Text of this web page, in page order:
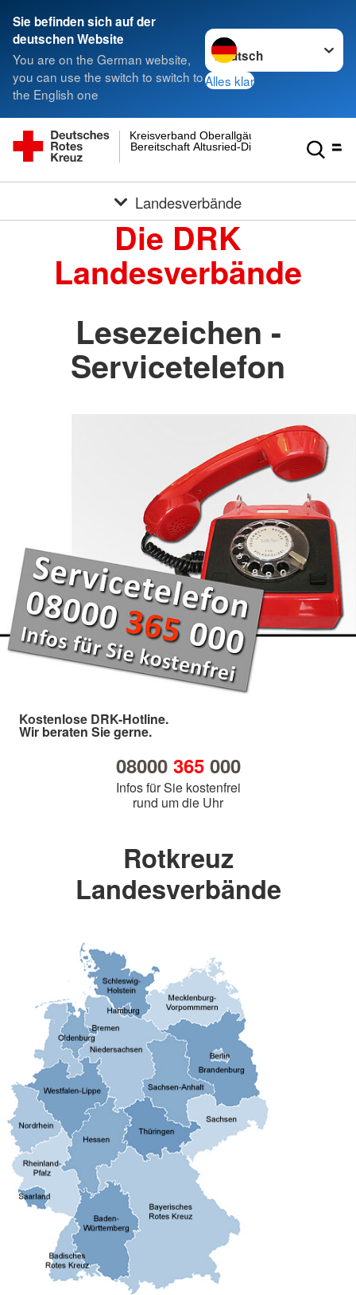
Sie befinden sich auf der
deutschen Website
You are on the German website,
you can use the switch to switch to
the English one
Sprache wechseln zu
Alles klar
Bereitschaft Altusried-Dietmannsried
Kreisverband Oberallgäu
Landesverbände
Die DRK
Landesverbände
Lesezeichen -
Servicetelefon
Kostenlose DRK-Hotline.
Wir beraten Sie gerne.
08000 365000
Infos für Sie kostenfrei
rund um die Uhr
Rotkreuz
Landesverbände